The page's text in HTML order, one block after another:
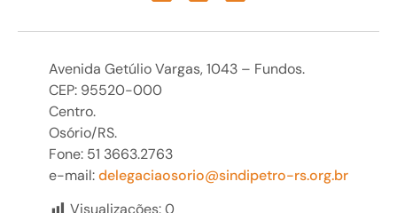
Avenida Getúlio Vargas, 1043 – Fundos.
CEP: 95520-000
Centro.
Osório/RS.
Fone: 51 3663.2763
e-mail:delegaciaosorio@sindipetro-rs.org.br
Visualizações:0